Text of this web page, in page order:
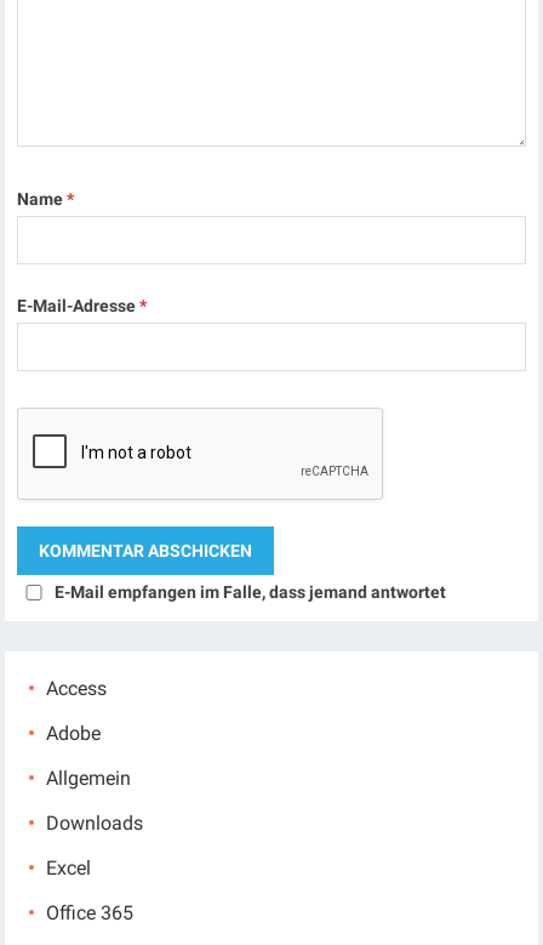
Name*
E-Mail-Adresse*
E-Mail empfangen im Falle, dass jemand antwortet
Access
Adobe
Allgemein
Downloads
Excel
Office 365